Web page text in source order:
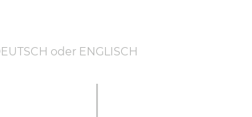
oder ENGLISCH